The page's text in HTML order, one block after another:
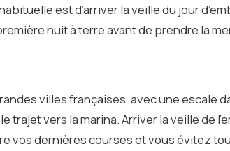
est d’arriver la veille du jour
nuit à terre avant de prendre la
villes françaises, avec une escale
vers la marina. Arriver la veille de
vos dernières courses et vous évitez